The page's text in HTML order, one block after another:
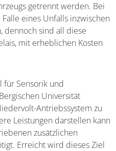
getrennt werden. Bei
eines Unfalls inzwischen
dennoch sind all diese
mit erheblichen Kosten
für Sensorik und
Universität
Antriebssystem zu
Leistungen darstellen kann
zusätzlichen
Erreicht wird dieses Ziel